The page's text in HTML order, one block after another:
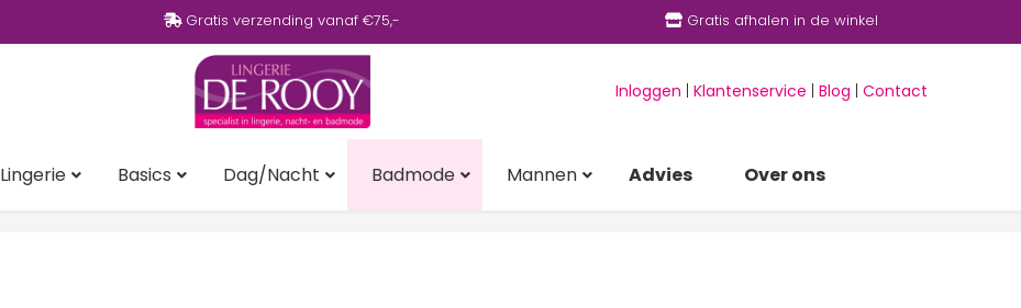
Gratis verzending vanaf €75,- Gratis afhalen in de winkel
Inloggen Klantenservice Blog Contact
Lingerie Basics Dag/Nacht Badmode Mannen Advies Over ons